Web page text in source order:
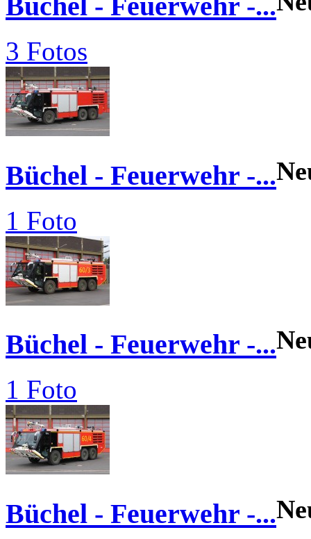
3 Fotos
Büchel - Feuerwehr -...
1 Foto
Büchel - Feuerwehr -...
1 Foto
Büchel - Feuerwehr -...